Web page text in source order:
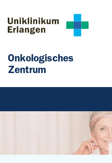
Onkologisches
Zentrum